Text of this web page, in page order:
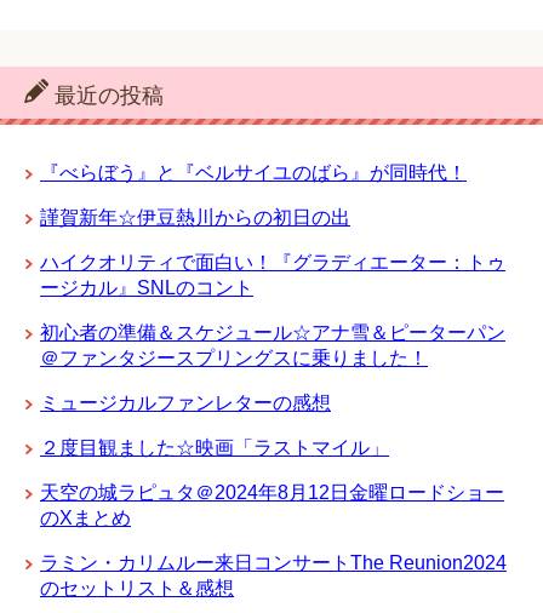
最近の投稿
『べらぼう』と『ベルサイユのばら』が同時代！
謹賀新年☆伊豆熱川からの初日の出
ハイクオリティで面白い！『グラディエーター：トゥ
ージカル』SNLのコント
初心者の準備＆スケジュール☆アナ雪＆ピーターパン
＠ファンタジースプリングスに乗りました！
ミュージカルファンレターの感想
２度目観ました☆映画「ラストマイル」
天空の城ラピュタ＠2024年8月12日金曜ロードショー
のXまとめ
ラミン・カリムルー来日コンサートThe Reunion2024
のセットリスト＆感想